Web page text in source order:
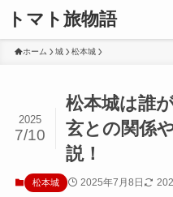
トマト旅物語
ホーム 城 松本城
松本城は誰
玄との関係
説！
2025
7/10
松本城 2025年7月8日